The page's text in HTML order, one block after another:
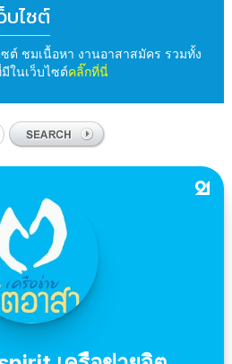
บไซต์
ต์ ชมเนื้อหา งานอาสาสมัคร รวมทั้ง
ในเว็บไซต์คลิ๊กที่นี่